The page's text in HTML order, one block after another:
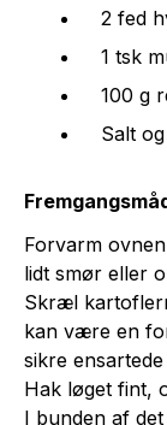
2 fed
1 tsk
100 g
Salt
Forvarm
lidt smør eller
Skræl
kan være en
sikre
Hak løget fint,
I bunden af